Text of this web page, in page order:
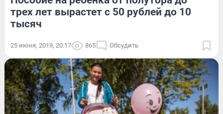
трех лет вырастет с 50 рублей до 10
тысяч
25 июня, 2019, 20:17 865 Обсудить